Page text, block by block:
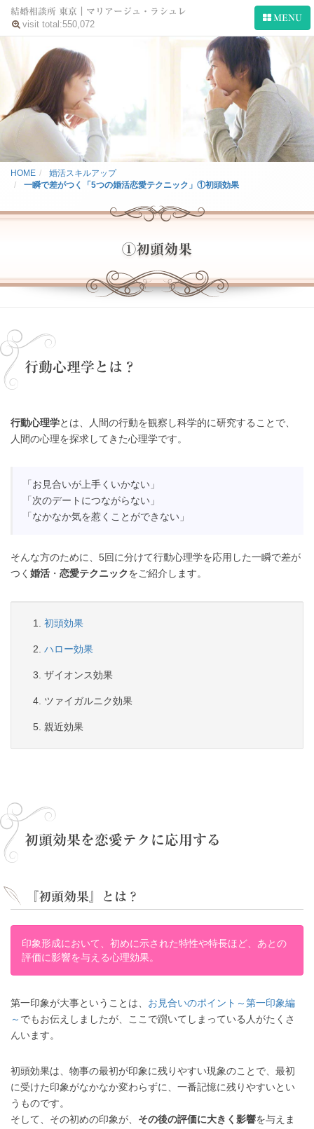
HOME
ラシュレの特長
ご成婚ストーリー
システム
ご入会案内
閉じる
結婚相談所 東京｜マリアージュ・ラシュレ
visit total:550,072
MENU
HOME
婚活スキルアップ
一瞬で差がつく「5つの婚活恋愛テクニック」①初頭効果
①初頭効果
行動心理学とは？
行動心理学とは、人間の行動を観察し科学的に研究することで、
人間の心理を探求してきた心理学です。
「お見合いが上手くいかない」
「次のデートにつながらない」
「なかなか気を惹くことができない」
そんな方のために、5回に分けて行動心理学を応用した一瞬で差が
つく 婚活 ・ 恋愛テクニックをご紹介します。
初頭効果
ハロー効果
ザイオンス効果
ツァイガルニク効果
親近効果
初頭効果を恋愛テクに応用する
『初頭効果』とは？
印象形成において、初めに示された特性や特長ほど、あとの
評価に影響を与える心理効果。
第一印象が大事ということは、 お見合いのポイント～第一印象編
～ でもお伝えしましたが、ここで躓いてしまっている人がたくさ
んいます。
初頭効果は、物事の最初が印象に残りやすい現象のことで、最初
に受けた印象がなかなか変わらずに、一番記憶に残りやすいとい
うものです。
そして、その初めの印象が、 その後の評価に大きく影響を与えま